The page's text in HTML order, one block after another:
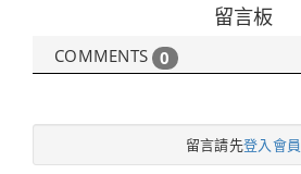
留言板
COMMENTS 0
留言請先登入會員